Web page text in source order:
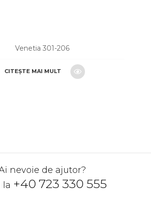
Venetia 301-206
CITEȘTE MAI MULT
nevoie de ajutor?
la +40 723 330 555